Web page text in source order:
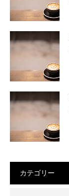
カテゴリー